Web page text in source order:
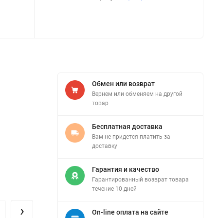
›
Обмен или возврат
Вернем или обменяем на другой
товар
Бесплатная доставка
Вам не придется платить за
доставку
Гарантия и качество
Гарантированный возврат товара
течение 10 дней
On-line оплата на сайте